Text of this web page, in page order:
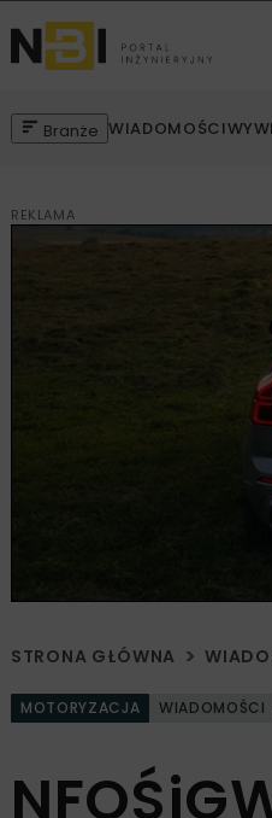
Branże WIADOMOŚCI
REKLAMA
STRONA GŁÓWNA
MOTORYZACJA WIADOMOŚCI